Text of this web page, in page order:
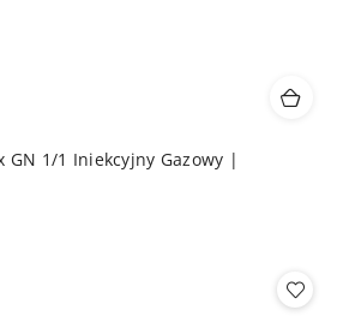
GN 1/1 Iniekcyjny Gazowy |